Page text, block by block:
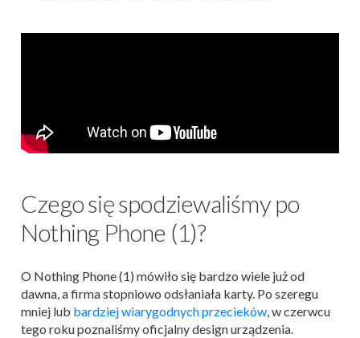
Czego się spodziewaliśmy po
Nothing Phone (1)?
O Nothing Phone (1) mówiło się bardzo wiele już od
dawna, a firma stopniowo odsłaniała karty. Po szeregu
mniej lub bardziej wiarygodnych przecieków, w czerwcu
tego roku poznaliśmy oficjalny design urządzenia.